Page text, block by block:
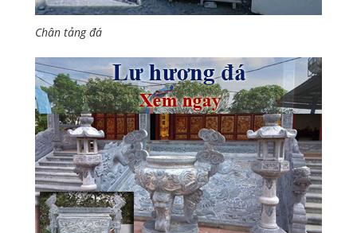
Chân tảng đá